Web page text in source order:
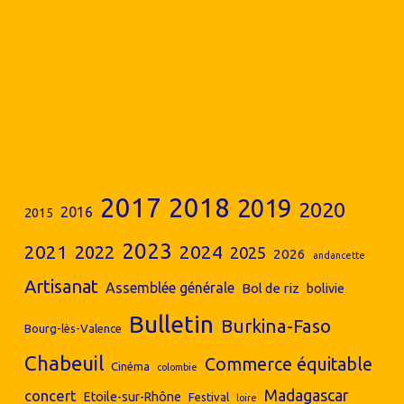
2015 2016 2017 2018 2019 2020
2021 2022 2023 2024 2025 2026 andancette
Artisanat Assemblée générale Bol de riz bolivie
Bourg-lès-Valence Bulletin Burkina-Faso
Chabeuil Cinéma colombie Commerce équitable
concert Etoile-sur-Rhône Festival loire Madagascar